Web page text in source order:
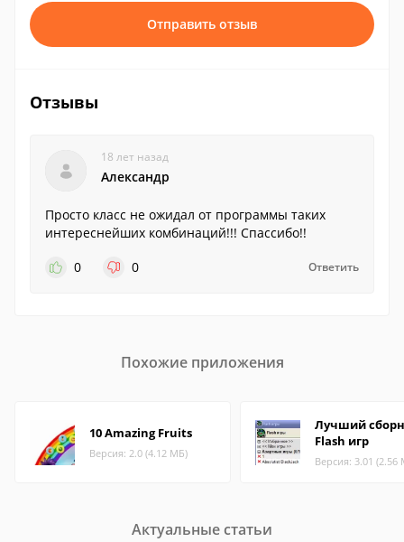
Отправить отзыв
Отзывы
18 лет назад
Александр
Просто класс не ожидал от программы таких
интереснейших комбинаций!!! Спассибо!!
0
0 Ответить
Похожие приложения
10 Amazing Fruits
Версия: 2.0 (4.12 МБ)
Лучший
Flash игр
Версия: 3.01 (2.56
Актуальные статьи